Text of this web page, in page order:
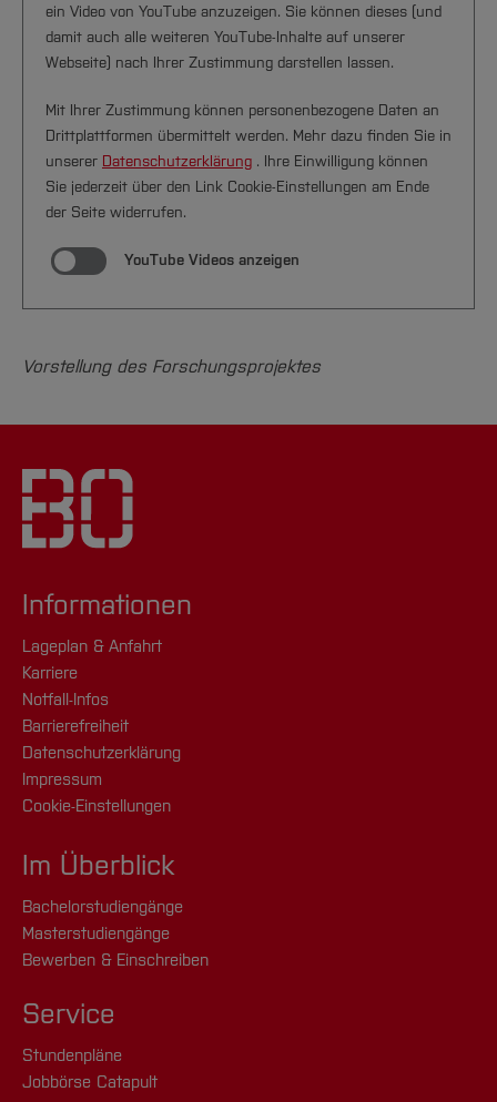
ein Video von YouTube anzuzeigen. Sie können dieses (und
damit auch alle weiteren YouTube-Inhalte auf unserer
Webseite) nach Ihrer Zustimmung darstellen lassen.
Mit Ihrer Zustimmung können personenbezogene Daten an
Drittplattformen übermittelt werden. Mehr dazu finden Sie in
unserer Datenschutzerklärung . Ihre Einwilligung können
Sie jederzeit über den Link Cookie-Einstellungen am Ende
der Seite widerrufen.
YouTube Videos anzeigen
Vorstellung des Forschungsprojektes
Informationen
Lageplan & Anfahrt
Karriere
Notfall-Infos
Barrierefreiheit
Datenschutzerklärung
Impressum
Cookie-Einstellungen
Im Überblick
Bachelorstudiengänge
Masterstudiengänge
Bewerben & Einschreiben
Service
Stundenpläne
Jobbörse Catapult